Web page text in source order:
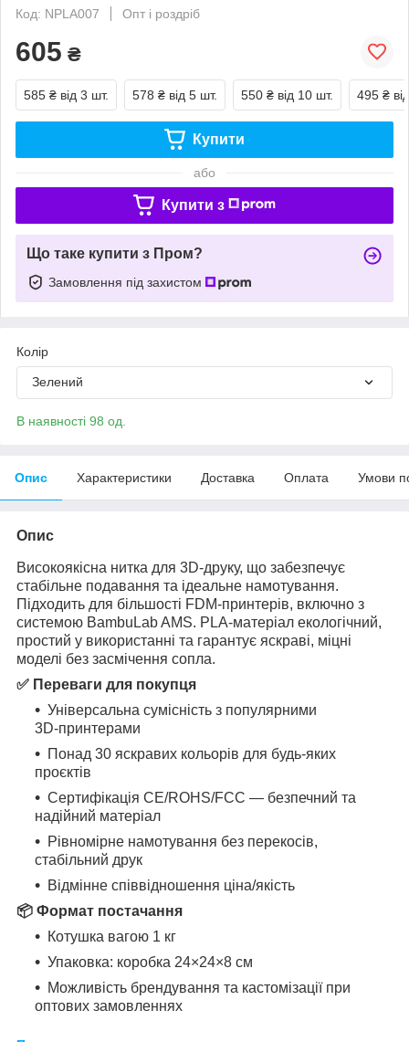
Код: NPLA007
Опт і роздріб
605 ₴
585 ₴ від 3 шт. 578 ₴ від 5 шт. 550 ₴ від 10 шт. 495 ₴
Купити
або
Купити з
Що таке купити з Пром?
Замовлення під захистом
Колір
Зелений
В наявності 98 од.
Опис Характеристики Доставка Оплата Умови
Опис
Високоякісна нитка для 3D-друку, що забезпечує
стабільне подавання та ідеальне намотування.
Підходить для більшості FDM-принтерів, включно з
системою BambuLab AMS. PLA-матеріал екологічний,
простий у використанні та гарантує яскраві, міцні
моделі без засмічення сопла.
✅ Переваги для покупця
Універсальна сумісність з популярними
3D‑принтерами
Понад 30 яскравих кольорів для будь‑яких
проєктів
Сертифікація CE/ROHS/FCC — безпечний та
надійний матеріал
Рівномірне намотування без перекосів,
стабільний друк
Відмінне співвідношення ціна/якість
📦 Формат постачання
Котушка вагою 1 кг
Упаковка: коробка 24×24×8 см
Можливість брендування та кастомізації при
оптових замовленнях